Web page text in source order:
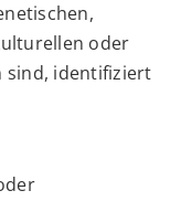
oder
sind, identifiziert